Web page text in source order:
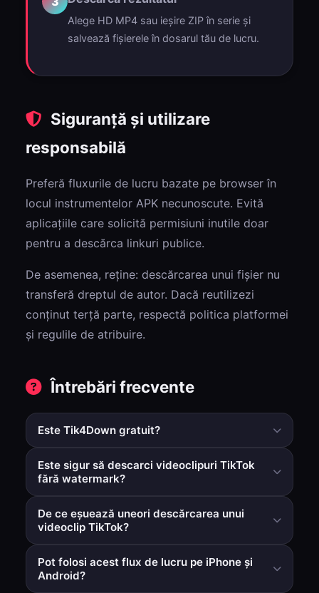
Alege HD MP4 sau ieșire ZIP în serie și
salvează fișierele în dosarul tău de lucru.
Siguranță și utilizare
responsabilă
Preferă fluxurile de lucru bazate pe browser în
locul instrumentelor APK necunoscute. Evită
aplicațiile care solicită permisiuni inutile doar
pentru a descărca linkuri publice.
De asemenea, reține: descărcarea unui fișier nu
transferă dreptul de autor. Dacă reutilizezi
conținut terță parte, respectă politica platformei
și regulile de atribuire.
Întrebări frecvente
Este Tik4Down gratuit?
Da, fluxul de lucru de bază în browser este gratuit și nu
necesită înregistrarea unui cont pentru utilizare
standard.
Este sigur să descarci videoclipuri TikTok
fără watermark?
Instrumentele bazate pe browser sunt în general mai
sigure decât instalările de APK-uri aleatorii, deoarece nu
necesită permisiuni la nivel de aplicație pe dispozitiv.
De ce eșuează uneori descărcarea unui
videoclip TikTok?
Videoclipurile private sau șterse nu pot fi preluate.
Pentru videoclipuri publice, reîncearcă după
reîmprospătare dacă apare o problemă temporară de
Pot folosi acest flux de lucru pe iPhone și
Android?